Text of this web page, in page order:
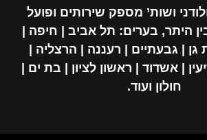
ושות’ מספק שירותים ופועל
בערים: תל אביב | חיפה |
| גבעתיים | רעננה | הרצליה |
| אשדוד | ראשון לציון | בת ים |
חולון ועוד.